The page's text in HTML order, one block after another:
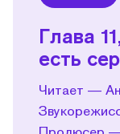
Глава
есть
Читает —
Продюсер